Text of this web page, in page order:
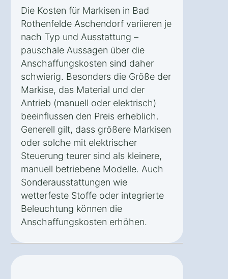
Die Kosten für Markisen in Bad
Rothenfelde Aschendorf variieren je
nach Typ und Ausstattung –
pauschale Aussagen über die
Anschaffungskosten sind daher
schwierig. Besonders die Größe der
Markise, das Material und der
Antrieb (manuell oder elektrisch)
beeinflussen den Preis erheblich.
Generell gilt, dass größere Markisen
oder solche mit elektrischer
Steuerung teurer sind als kleinere,
manuell betriebene Modelle. Auch
Sonderausstattungen wie
wetterfeste Stoffe oder integrierte
Beleuchtung können die
Anschaffungskosten erhöhen.